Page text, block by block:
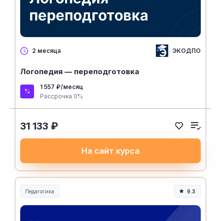
2 месяца ЭКОДПО
Логопедия — переподготовка
1 557 ₽/месяц
Рассрочка 0%
31 133 ₽
На сайт курса
Педагогика
Образование и педагогика
9.3